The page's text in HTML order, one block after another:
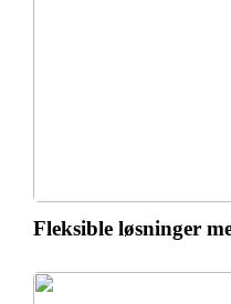
Fleksible løsninger